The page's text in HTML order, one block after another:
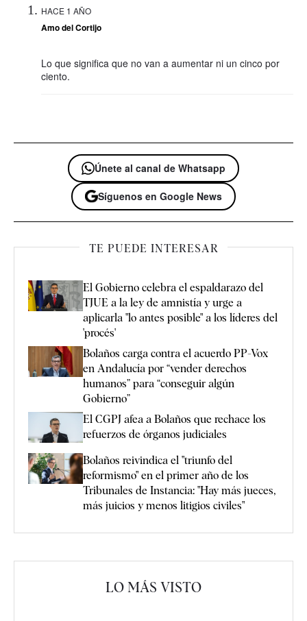
HACE 1 AÑO
Amo del Cortijo
Lo que significa que no van a aumentar ni un cinco por
ciento.
Únete al canal de Whatsapp
Síguenos en Google News
TE PUEDE INTERESAR
El Gobierno celebra el espaldarazo del
TJUE a la ley de amnistía y urge a
aplicarla "lo antes posible" a los líderes del
'procés'
Bolaños carga contra el acuerdo PP-Vox
en Andalucía por “vender derechos
humanos” para “conseguir algún
Gobierno”
El CGPJ afea a Bolaños que rechace los
refuerzos de órganos judiciales
Bolaños reivindica el "triunfo del
reformismo" en el primer año de los
Tribunales de Instancia: "Hay más jueces,
más juicios y menos litigios civiles"
LO MÁS VISTO